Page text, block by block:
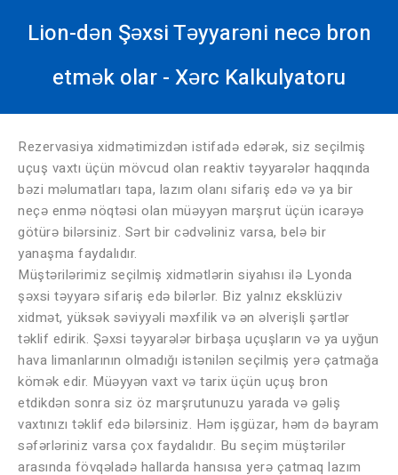
Lion-dən Şəxsi Təyyarəni necə bron
etmək olar - Xərc Kalkulyatoru
Rezervasiya xidmətimizdən istifadə edərək, siz seçilmiş
uçuş vaxtı üçün mövcud olan reaktiv təyyarələr haqqında
bəzi məlumatları tapa, lazım olanı sifariş edə və ya bir
neçə enmə nöqtəsi olan müəyyən marşrut üçün icarəyə
götürə bilərsiniz. Sərt bir cədvəliniz varsa, belə bir
yanaşma faydalıdır.
Müştərilərimiz seçilmiş xidmətlərin siyahısı ilə Lyonda
şəxsi təyyarə sifariş edə bilərlər. Biz yalnız eksklüziv
xidmət, yüksək səviyyəli məxfilik və ən əlverişli şərtlər
təklif edirik. Şəxsi təyyarələr birbaşa uçuşların və ya uyğun
hava limanlarının olmadığı istənilən seçilmiş yerə çatmağa
kömək edir. Müəyyən vaxt və tarix üçün uçuş bron
etdikdən sonra siz öz marşrutunuzu yarada və gəliş
vaxtınızı təklif edə bilərsiniz. Həm işgüzar, həm də bayram
səfərləriniz varsa çox faydalıdır. Bu seçim müştərilər
arasında fövqəladə hallarda hansısa yerə çatmaq lazım